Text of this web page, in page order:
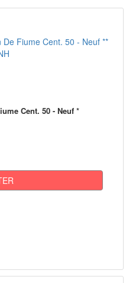
Cent. 50 - Neuf *